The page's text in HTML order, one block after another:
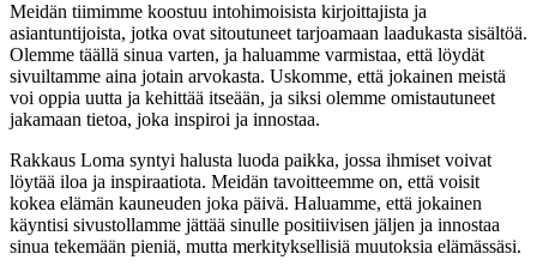
Meidän tiimimme koostuu intohimoisista kirjoittajista ja
asiantuntijoista, jotka ovat sitoutuneet tarjoamaan laadukasta sisältöä.
Olemme täällä sinua varten, ja haluamme varmistaa, että löydät
sivuiltamme aina jotain arvokasta. Uskomme, että jokainen meistä
voi oppia uutta ja kehittää itseään, ja siksi olemme omistautuneet
jakamaan tietoa, joka inspiroi ja innostaa.
Rakkaus Loma syntyi halusta luoda paikka, jossa ihmiset voivat
löytää iloa ja inspiraatiota. Meidän tavoitteemme on, että voisit
kokea elämän kauneuden joka päivä. Haluamme, että jokainen
käyntisi sivustollamme jättää sinulle positiivisen jäljen ja innostaa
sinua tekemään pieniä, mutta merkityksellisiä muutoksia elämässäsi.